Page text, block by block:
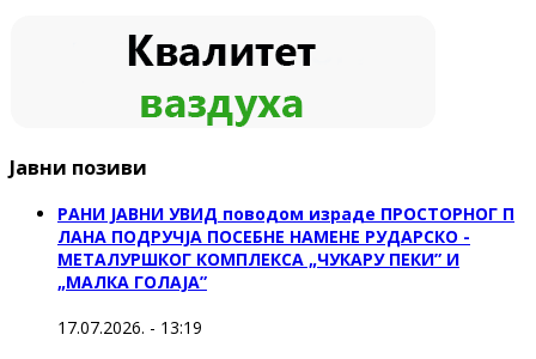
Јавни позиви
РАНИ ЈАВНИ УВИД поводом израде ПРОСТОРНОГ П
ЛАНА ПОДРУЧЈА ПОСЕБНЕ НАМЕНЕ РУДАРСКО -
МЕТАЛУРШКОГ КОМПЛЕКСА „ЧУКАРУ ПЕКИ” И
„МАЛКА ГОЛАЈА”
17.07.2026. - 13:19